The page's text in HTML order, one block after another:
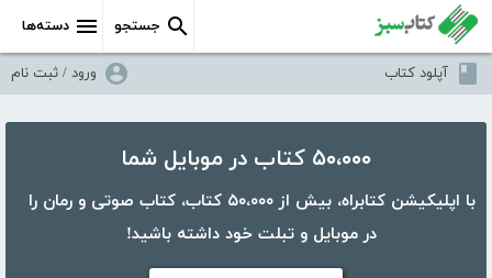
دسته‌ها جستجو
آپلود کتاب ورود / ثبت نام
۵۰،۰۰۰ کتاب در موبایل شما
با اپلیکیشن کتابراه، بیش از ۵۰،۰۰۰ کتاب، کتاب صوتی و رمان را
در موبایل و تبلت خود داشته باشید!